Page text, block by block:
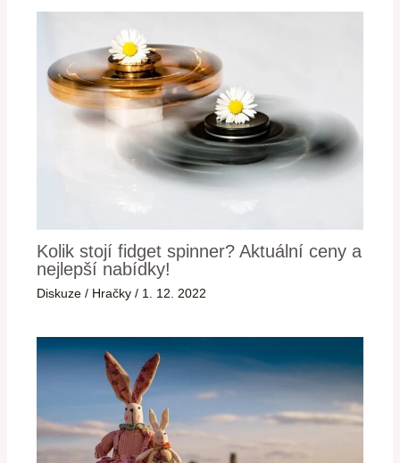
Kolik stojí fidget spinner? Aktuální ceny a
nejlepší nabídky!
Diskuze / Hračky / 1. 12. 2022